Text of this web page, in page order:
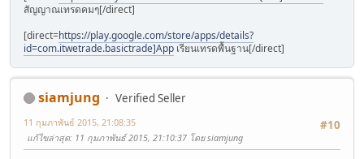
สัญญาณเทรดคมๆ[/direct]
[direct=https://play.google.com/store/apps/details?
id=com.itwetrade.basictrade]App เรียนเทรดพื้นฐาน[/direct]
siamjung
Verified Seller
#10
11 กุมภาพันธ์ 2015, 21:08:35
แก้ไขล่าสุด: 11 กุมภาพันธ์ 2015, 21:10:37 โดย siamjung